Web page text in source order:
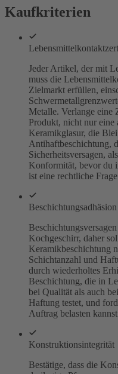
Kaufkriterien
Jeder Artikel, der mit
muss die
Zielmarkt erfüllen,
Metalle. Verlange eine
Produkt, nicht nur eine
Keramikglasur, die
Antihaftbeschichtung,
Sicherheitsversagen,
Konformität, bevor du
ist eine rechtliche
Kochgeschirr, daher
Keramikbeschichtung
Schichtanzahl und
durch wiederholtes
Beschichtung, die in
bei Qualität als auch
Haftung testet, und
Auftrag belasten
Konstruktionsintegrität
Bestätige, dass die